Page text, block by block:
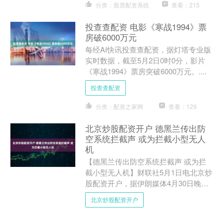
分类：股票配资系统 查看：215
投查查配资 电影《寒战1994》票
房破6000万元
每经AI快讯投查查配资，据灯塔专业版
实时数据，截至5月2日0时0分，影片
《寒战1994》票房突破6000万元。....
投查查配资
分类：配资之家网 查看：129
北京炒股配资开户 德黑兰传出防
空系统拦截声 或为拦截小型无人
机
【德黑兰传出防空系统拦截声 或为拦
截小型无人机】财联社5月1日电北京炒
股配资开户，据伊朗媒体4月30日晚报
道，伊朗首都德黑兰南部和中部城区传
出防空系统拦截声。塔....
北京炒股配资开户